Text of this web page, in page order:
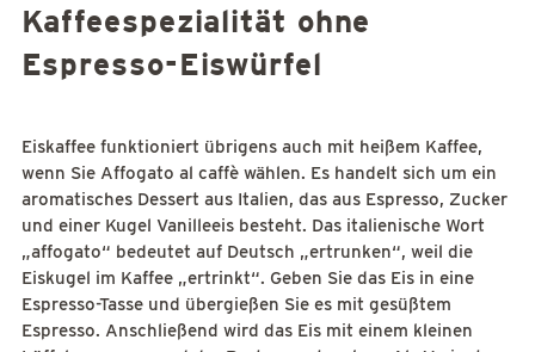
Kaffeespezialität ohne
Espresso-Eiswürfel
Eiskaffee funktioniert übrigens auch mit heißem Kaffee,
wenn Sie Affogato al caffè wählen. Es handelt sich um ein
aromatisches Dessert aus Italien, das aus Espresso, Zucker
und einer Kugel Vanilleeis besteht. Das italienische Wort
„affogato“ bedeutet auf Deutsch „ertrunken“, weil die
Eiskugel im Kaffee „ertrinkt“. Geben Sie das Eis in eine
Espresso-Tasse und übergießen Sie es mit gesüßtem
Espresso. Anschließend wird das Eis mit einem kleinen